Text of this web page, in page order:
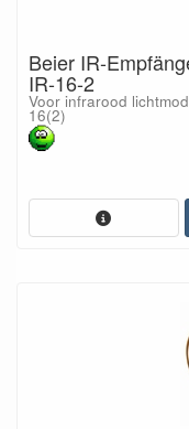
Beier IR-
IR-16-2
Voor infrarood
16(2)